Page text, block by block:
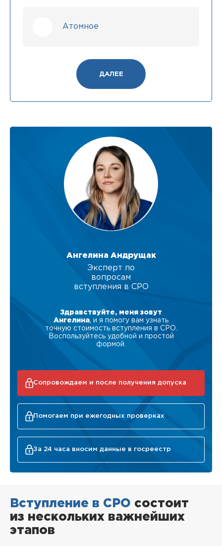
Атомное
ДАЛЕЕ
Ангелина Андрущак
Эксперт по
вопросам
вступления в СРО
Здравствуйте, меня зовут
Ангелина , и я помогу вам узнать
точную стоимость вступления в СРО.
Воспользуйтесь удобной и простой
формой.
Сопровождаем и после получения допуска
Помогаем при ежегодных проверках
За 24 часа вносим данные в госреестр
Вступление в СРО состоит
из нескольких важнейших
этапов